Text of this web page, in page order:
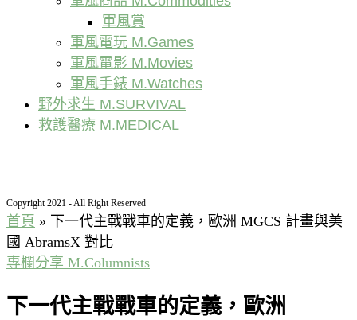
軍風賞
軍風電玩 M.Games
軍風電影 M.Movies
軍風手錶 M.Watches
野外求生 M.SURVIVAL
救護醫療 M.MEDICAL
Copyright 2021 - All Right Reserved
首頁 »
下一代主戰戰車的定義，歐洲 MGCS 計畫與美
國 AbramsX 對比
專欄分享 M.Columnists
下一代主戰戰車的定義，歐洲